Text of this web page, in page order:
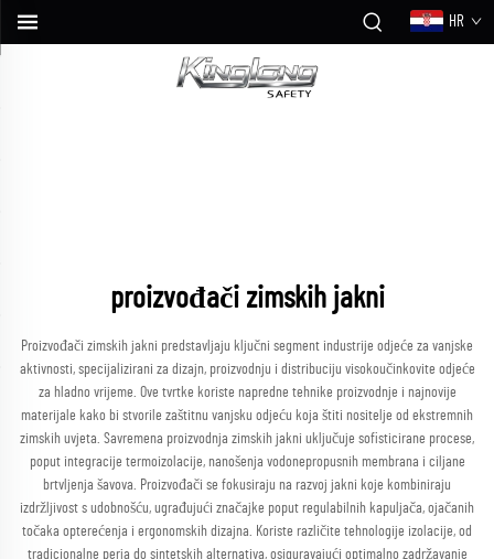
HR
proizvođači zimskih jakni
Proizvođači zimskih jakni predstavljaju ključni segment industrije odjeće za vanjske
aktivnosti, specijalizirani za dizajn, proizvodnju i distribuciju visokoučinkovite odjeće
za hladno vrijeme. Ove tvrtke koriste napredne tehnike proizvodnje i najnovije
materijale kako bi stvorile zaštitnu vanjsku odjeću koja štiti nositelje od ekstremnih
zimskih uvjeta. Savremena proizvodnja zimskih jakni uključuje sofisticirane procese,
poput integracije termoizolacije, nanošenja vodonepropusnih membrana i ciljane
brtvljenja šavova. Proizvođači se fokusiraju na razvoj jakni koje kombiniraju
izdržljivost s udobnošću, ugrađujući značajke poput regulabilnih kapuljača, ojačanih
točaka opterećenja i ergonomskih dizajna. Koriste različite tehnologije izolacije, od
tradicionalne perja do sintetskih alternativa, osiguravajući optimalno zadržavanje